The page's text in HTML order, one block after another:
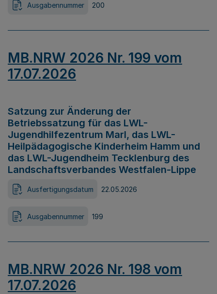
Ausgabennummer 200
MB.NRW 2026 Nr. 199 vom
17.07.2026
Satzung zur Änderung der
Betriebssatzung für das LWL-
Jugendhilfezentrum Marl, das LWL-
Heilpädagogische Kinderheim Hamm und
das LWL-Jugendheim Tecklenburg des
Landschaftsverbandes Westfalen-Lippe
Ausfertigungsdatum 22.05.2026
Ausgabennummer 199
MB.NRW 2026 Nr. 198 vom
17.07.2026